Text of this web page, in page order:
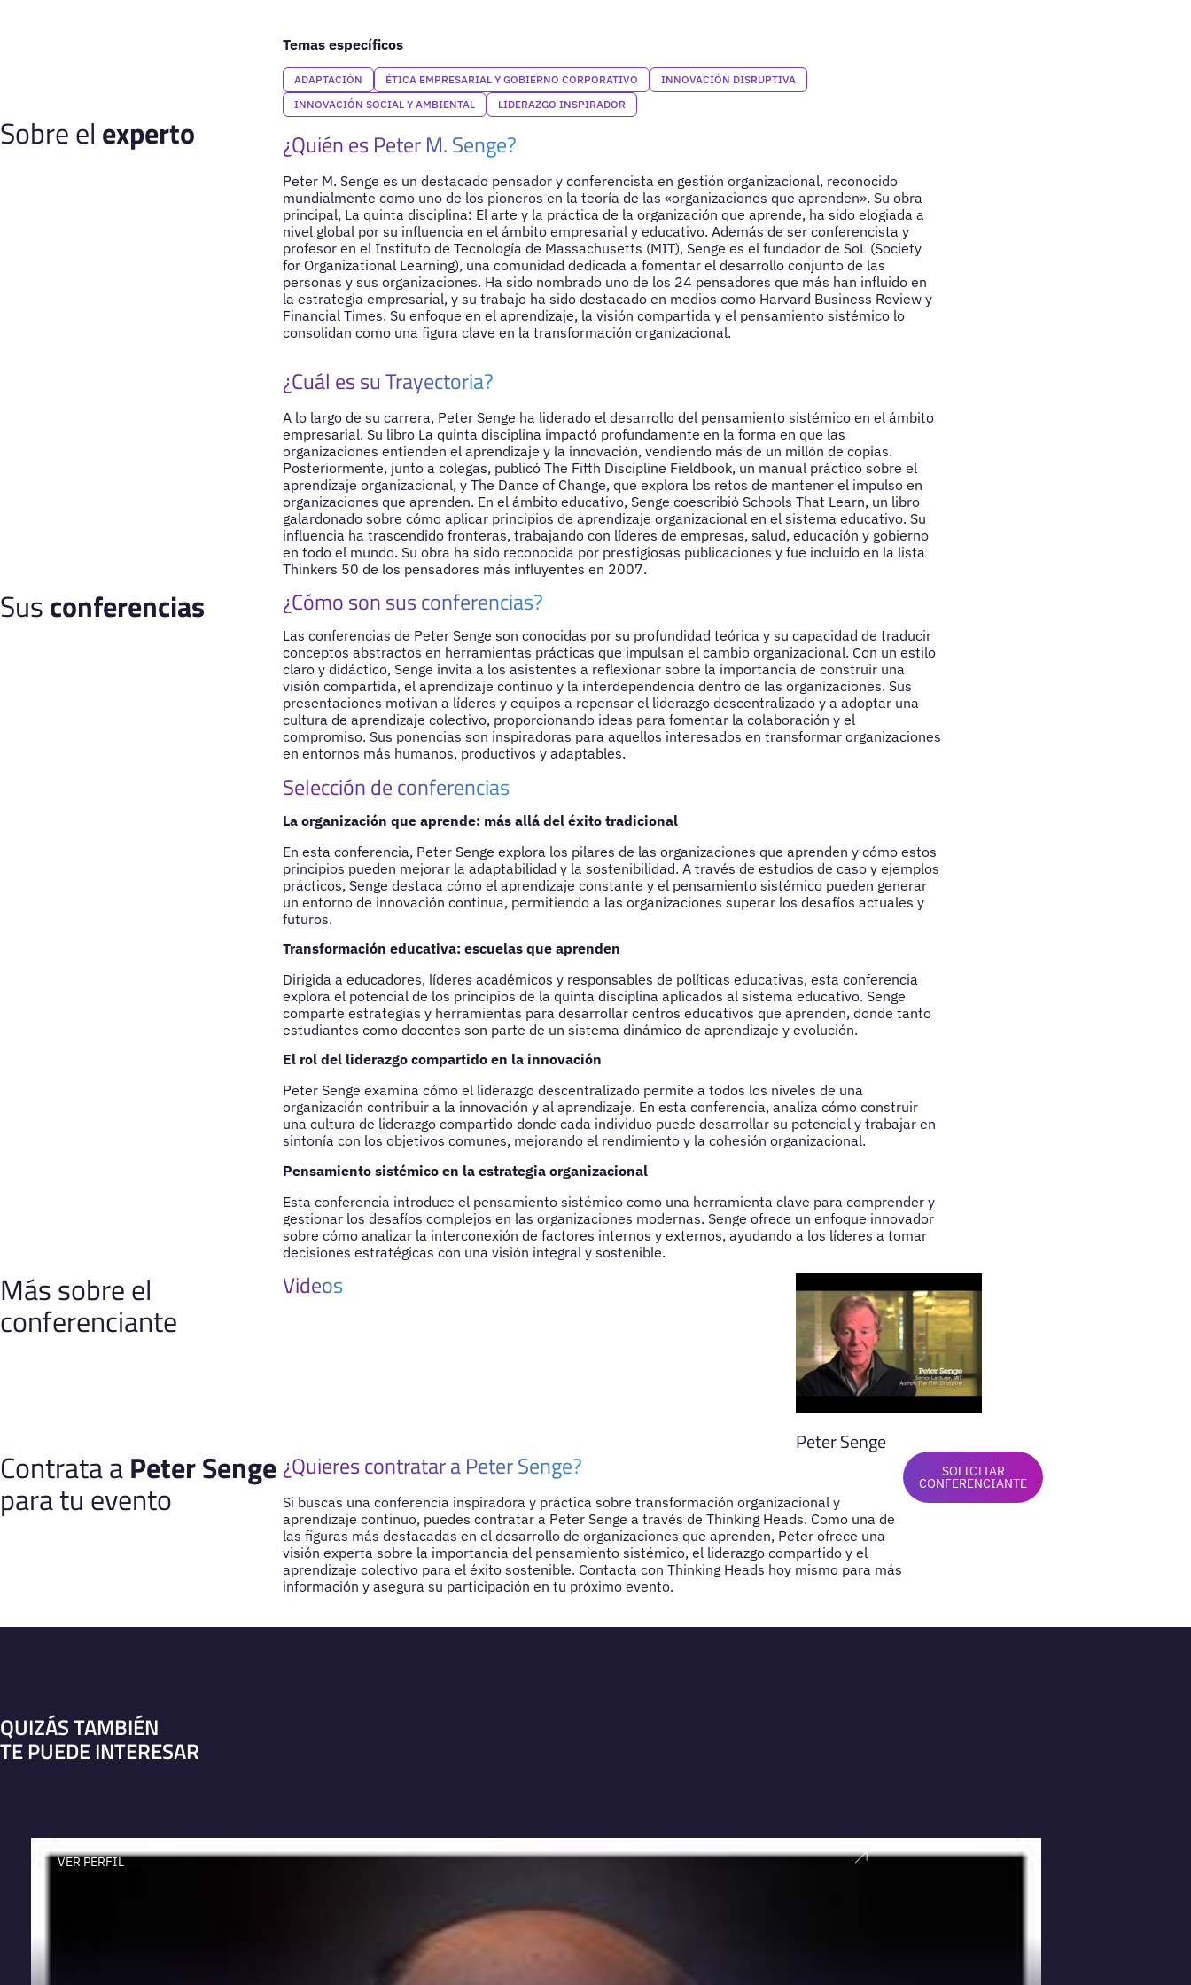
Temas específicos
ADAPTACIÓN ÉTICA EMPRESARIAL Y GOBIERNO CORPORATIVO
INNOVACIÓN DISRUPTIVA
INNOVACIÓN SOCIAL Y AMBIENTAL
LIDERAZGO INSPIRADOR
Sobre el experto ¿Quién es Peter M. Senge?
Peter M. Senge es un destacado pensador y conferencista en gestión organizacional, reconocido
mundialmente como uno de los pioneros en la teoría de las «organizaciones que aprenden». Su obra
principal, La quinta disciplina: El arte y la práctica de la organización que aprende, ha sido elogiada a
nivel global por su influencia en el ámbito empresarial y educativo. Además de ser conferencista y
profesor en el Instituto de Tecnología de Massachusetts (MIT), Senge es el fundador de SoL (Society
for Organizational Learning), una comunidad dedicada a fomentar el desarrollo conjunto de las
personas y sus organizaciones. Ha sido nombrado uno de los 24 pensadores que más han influido en
la estrategia empresarial, y su trabajo ha sido destacado en medios como Harvard Business Review y
Financial Times. Su enfoque en el aprendizaje, la visión compartida y el pensamiento sistémico lo
consolidan como una figura clave en la transformación organizacional.
¿Cuál es su Trayectoria?
A lo largo de su carrera, Peter Senge ha liderado el desarrollo del pensamiento sistémico en el ámbito
empresarial. Su libro La quinta disciplina impactó profundamente en la forma en que las
organizaciones entienden el aprendizaje y la innovación, vendiendo más de un millón de copias.
Posteriormente, junto a colegas, publicó The Fifth Discipline Fieldbook, un manual práctico sobre el
aprendizaje organizacional, y The Dance of Change, que explora los retos de mantener el impulso en
organizaciones que aprenden. En el ámbito educativo, Senge coescribió Schools That Learn, un libro
galardonado sobre cómo aplicar principios de aprendizaje organizacional en el sistema educativo. Su
influencia ha trascendido fronteras, trabajando con líderes de empresas, salud, educación y gobierno
en todo el mundo. Su obra ha sido reconocida por prestigiosas publicaciones y fue incluido en la lista
Thinkers 50 de los pensadores más influyentes en 2007.
Susconferencias ¿Cómo son sus conferencias?
Las conferencias de Peter Senge son conocidas por su profundidad teórica y su capacidad de traducir
conceptos abstractos en herramientas prácticas que impulsan el cambio organizacional. Con un estilo
claro y didáctico, Senge invita a los asistentes a reflexionar sobre la importancia de construir una
visión compartida, el aprendizaje continuo y la interdependencia dentro de las organizaciones. Sus
presentaciones motivan a líderes y equipos a repensar el liderazgo descentralizado y a adoptar una
cultura de aprendizaje colectivo, proporcionando ideas para fomentar la colaboración y el
compromiso. Sus ponencias son inspiradoras para aquellos interesados en transformar organizaciones
en entornos más humanos, productivos y adaptables.
Selección de conferencias
La organización que aprende: más allá del éxito tradicional
En esta conferencia, Peter Senge explora los pilares de las organizaciones que aprenden y cómo estos
principios pueden mejorar la adaptabilidad y la sostenibilidad. A través de estudios de caso y ejemplos
prácticos, Senge destaca cómo el aprendizaje constante y el pensamiento sistémico pueden generar
un entorno de innovación continua, permitiendo a las organizaciones superar los desafíos actuales y
futuros.
Transformación educativa: escuelas que aprenden
Dirigida a educadores, líderes académicos y responsables de políticas educativas, esta conferencia
explora el potencial de los principios de la quinta disciplina aplicados al sistema educativo. Senge
comparte estrategias y herramientas para desarrollar centros educativos que aprenden, donde tanto
estudiantes como docentes son parte de un sistema dinámico de aprendizaje y evolución.
El rol del liderazgo compartido en la innovación
Peter Senge examina cómo el liderazgo descentralizado permite a todos los niveles de una
organización contribuir a la innovación y al aprendizaje. En esta conferencia, analiza cómo construir
una cultura de liderazgo compartido donde cada individuo puede desarrollar su potencial y trabajar en
sintonía con los objetivos comunes, mejorando el rendimiento y la cohesión organizacional.
Pensamiento sistémico en la estrategia organizacional
Esta conferencia introduce el pensamiento sistémico como una herramienta clave para comprender y
gestionar los desafíos complejos en las organizaciones modernas. Senge ofrece un enfoque innovador
sobre cómo analizar la interconexión de factores internos y externos, ayudando a los líderes a tomar
decisiones estratégicas con una visión integral y sostenible.
Más sobre el
conferenciante
Videos
Peter Senge
Contrata aPeter Senge
para tu evento
¿Quieres contratar a Peter Senge?
Si buscas una conferencia inspiradora y práctica sobre transformación organizacional y
aprendizaje continuo, puedes contratar a Peter Senge a través de Thinking Heads. Como una de
las figuras más destacadas en el desarrollo de organizaciones que aprenden, Peter ofrece una
visión experta sobre la importancia del pensamiento sistémico, el liderazgo compartido y el
aprendizaje colectivo para el éxito sostenible. Contacta con Thinking Heads hoy mismo para más
información y asegura su participación en tu próximo evento.
SOLICITAR
CONFERENCIANTE
QUIZÁS TAMBIÉN
TE PUEDE INTERESAR
VER PERFIL